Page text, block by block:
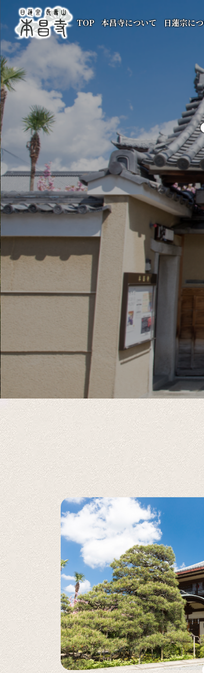
TOP 本昌寺について 日蓮宗に